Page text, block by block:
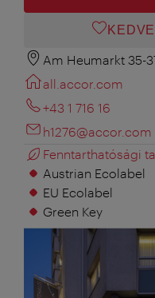
Am Heumarkt 35-
all.accor.com
+43 1 716 16
h1276@accor.com
Fenntarthatósági
Austrian Ecolabel
EU Ecolabel
Green Key